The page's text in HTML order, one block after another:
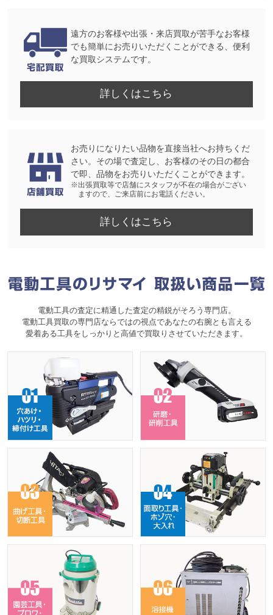
遠方のお客様や出張・来店買取が苦手なお客様
でも簡単にお売りいただくことができる、便利
な買取システムです。
詳しくはこちら
お売りになりたい品物を直接当社へお持ちくだ
さい。その場で査定し、お客様のその日の都合
で即、品物をお売りいただくことができます。
※出張買取等で店舗にスタッフが不在の場合がござい
ますので、ご来店前にお電話ください。
詳しくはこちら
電動工具の査定に精通した査定の精鋭がそろう専門店。
電動工具買取の専門店ならではの視点であなたの右腕とも言える
愛着ある工具をしっかりと高値で買取りさせていただきます。